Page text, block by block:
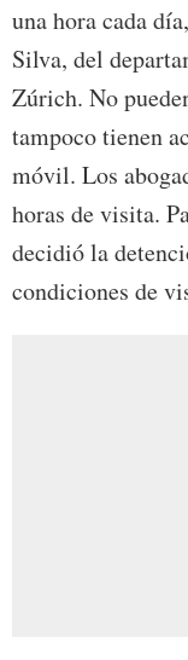
una hora cada
Silva, del
Zúrich. No
tampoco tienen
móvil. Los
horas de visita.
decidió la
condiciones de